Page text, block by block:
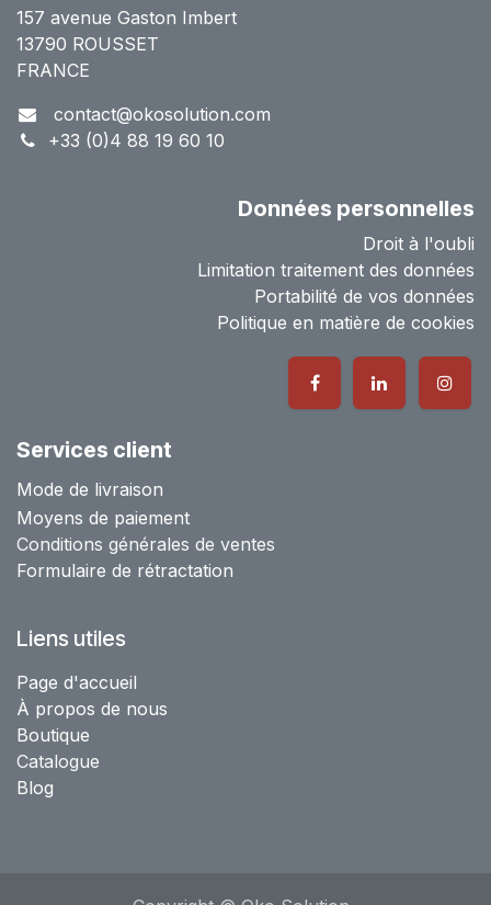
157 avenue Gaston Imbert
13790 ROUSSET
FRANCE
contact@okosolution.com
+33 (0)4 88 19 60 10
Données personnelles
Droit à l'oubli
Limitation traitement des données
Portabilité de vos données
Politique en matière de cookies
Services client
Mode de livraison
Moyens de paiement
Conditions générales de ventes
Formulaire de rétractation
Liens utiles
Page d'accueil
À propos de nous
Boutique
Catalogue
Blog